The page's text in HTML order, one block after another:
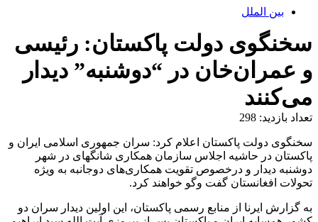
بین الملل
سخنگوی دولت پاکستان: رئیسی
و عمران‌خان در “دوشنبه” دیدار
می‌کنند
تعداد بازدید: 298
سخنگوی دولت پاکستان اعلام کرد: سران جمهوری اسلامی ایران و
پاکستان در حاشیه اجلاس سازمان همکاری شانگهای در شهر
دوشنبه دیدار و درخصوص تقویت همکاری‌های دوجانبه به ویژه
تحولات افغانستان گفت وگو خواهند کرد.
به گزارش ایرنا از منابع رسمی پاکستان، این اولین دیدار سران دو